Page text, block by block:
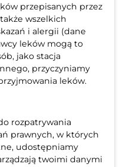
przepisanych przez
wszelkich
i alergii (dane
leków mogą to
jako stacja
przyczyniamy
leków.
rozpatrywania
prawnych, w których
udostępniamy
twoimi danymi